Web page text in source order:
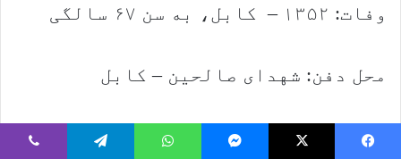
وفات: ۱۳۵۲ – کابل، به سن ۶۷ سالگی
محل دفن: شهدای صالحین – کابل